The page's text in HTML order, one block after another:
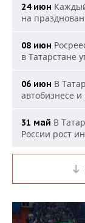
24 июн
на
08 июн
в Татарстане
06 июн В
автобизнесе
31 май В
России рост